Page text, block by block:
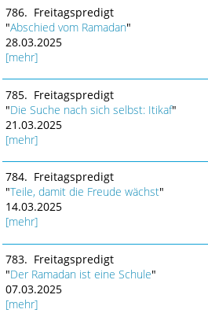
786. Freitagspredigt
"Abschied vom Ramadan"
28.03.2025
[mehr]
785. Freitagspredigt
"Die Suche nach sich selbst: Itikaf"
21.03.2025
[mehr]
784. Freitagspredigt
"Teile, damit die Freude wächst"
14.03.2025
[mehr]
783. Freitagspredigt
"Der Ramadan ist eine Schule"
07.03.2025
[mehr]